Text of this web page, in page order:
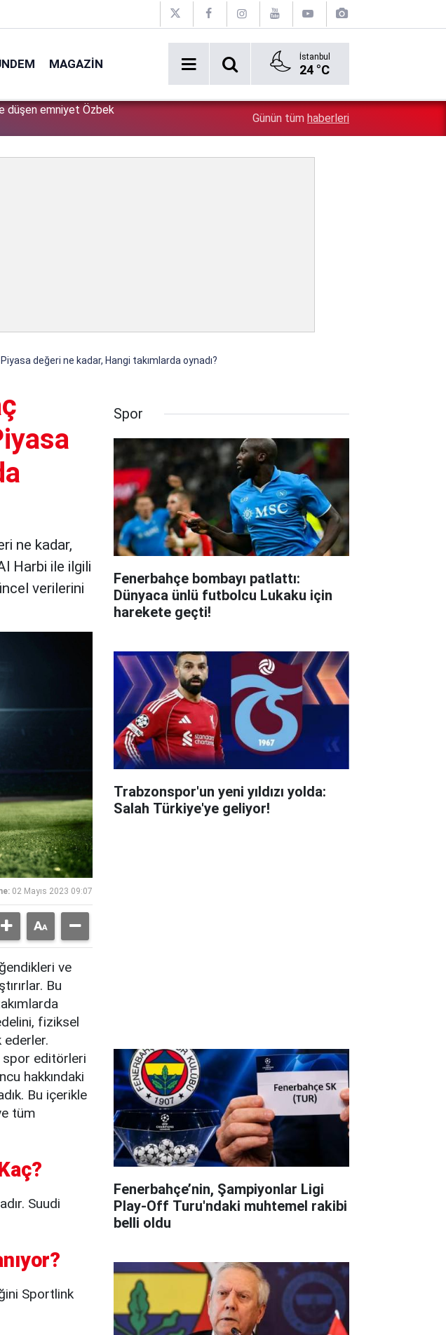
MAGAZIN İstanbul
24 °C
düşen emniyet Özbek
Çin'in gözü doymuyor: Altın rezervleri doldu taştı!
Günün tüm haberleri
değeri ne kadar, Hangi takımlarda oynadı?
ne kadar,
Harbi ile ilgili
verilerini
02 Mayıs 2023 09:07
ve
Bu
fiziksel
spor editörleri
hakkındaki
Bu içerikle
tüm
Suudi
Sportlink
Spor
Fenerbahçe bombayı patlattı:
Dünyaca ünlü futbolcu Lukaku için
harekete geçti!
Trabzonspor'un yeni yıldızı yolda:
Salah Türkiye'ye geliyor!
Fenerbahçe’nin, Şampiyonlar Ligi
Play-Off Turu'ndaki muhtemel rakibi
belli oldu